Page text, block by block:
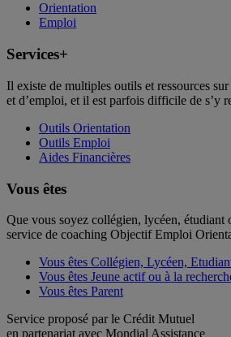
Orientation
Emploi
Services+
Il existe de multiples outils et ressources
et d’emploi, et il est parfois difficile de s’y
Outils Orientation
Outils Emploi
Aides Financières
Vous êtes
Que vous soyez collégien, lycéen, étudiant
service de coaching Objectif Emploi
Vous êtes Collégien, Lycéen,
Vous êtes Jeune actif ou à la
Vous êtes Parent
Service proposé par le Crédit Mutuel
en partenariat avec Mondial Assistance